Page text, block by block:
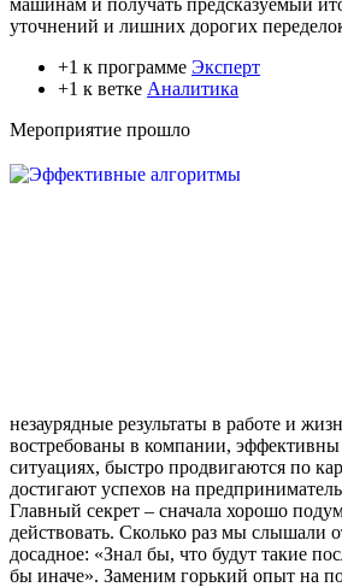
машинам и получать предсказуемый
уточнений и лишних дорогих
+1 к программе Эксперт
+1 к ветке Аналитика
Мероприятие прошло
незаурядные результаты в работе и
востребованы в компании,
ситуациях, быстро продвигаются по
достигают успехов на
Главный секрет – сначала хорошо
действовать. Сколько раз мы слышали
досадное: «Знал бы, что будут такие
бы иначе». Заменим горький опыт на